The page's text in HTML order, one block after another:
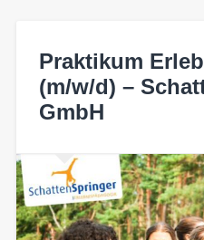
Praktikum
(m/w/d) –
GmbH